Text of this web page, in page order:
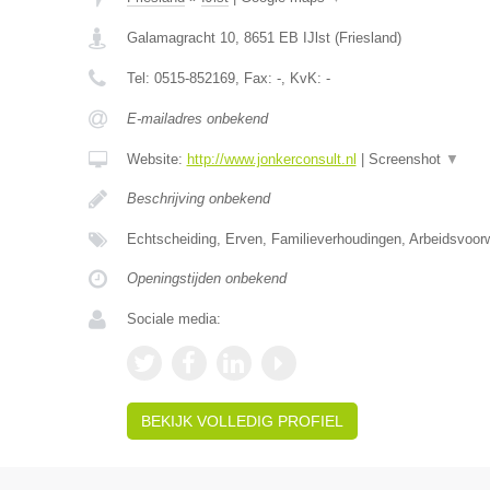
Galamagracht 10, 8651 EB IJlst(Friesland)
Tel: 0515-852169, Fax: -, KvK: -
E-mailadres onbekend
Website: http://www.jonkerconsult.nl Screenshot ▼
Beschrijving onbekend
Echtscheiding, Erven, Familieverhoudingen,
Openingstijden onbekend
Sociale media:
BEKIJK VOLLEDIG PROFIEL